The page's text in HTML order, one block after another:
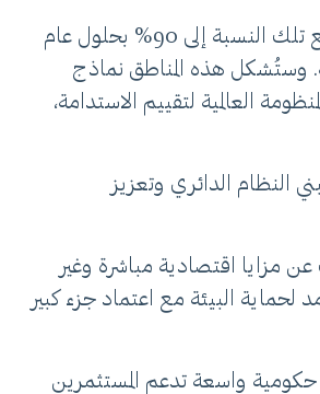
تتميز دول مجلس التعاون الخليجي، ومنها قطر، بكونها بين الأكثر حضرية في العالم، حيث يتركز 85% من السكان في المدن، ومن المنتظر أن ترتفع تلك النسبة إلى 90% بحلول عام
وستُشكل هذه المناطق نماذج
العالمية لتقييم الاستدامة،
النظام الدائري وتعزيز
مزايا اقتصادية مباشرة وغير
فضلاً عن التداعيات الإيجابية طويلة الأمد لحماية البيئة مع اعتماد جزء كبير
حكومية واسعة تدعم المستثمرين